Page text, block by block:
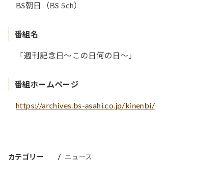
BS朝日（BS 5ch）
番組名
「週刊記念日～この日何の日～」
番組ホームページ
https://archives.bs-asahi.co.jp/kinenbi/
カテゴリー ニュース